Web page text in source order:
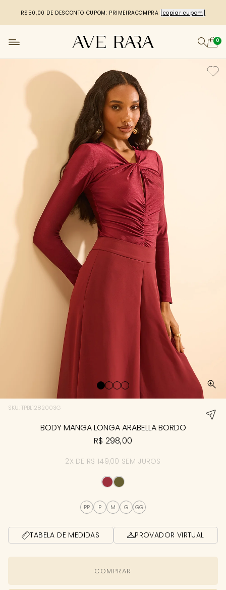
R$50,00 DE DESCONTO CUPOM: PRIMEIRACOMPRA [copiar cupom]
0
SKU: TPBL1282003G
BODY MANGA LONGA ARABELLA BORDO
R$ 298,00
2X DE R$ 149,00 SEM JUROS
PP P M G GG
TABELA DE MEDIDAS PROVADOR VIRTUAL
COMPRAR